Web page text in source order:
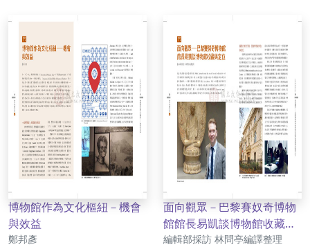
博物館作為文化樞紐－機會
與效益
作者
鄭邦彥
面向觀眾－巴黎賽奴奇博物
館館長易凱談博物館收藏與
定位
作者
編輯部採訪 林問亭編譯整理